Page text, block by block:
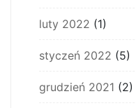
luty 2022 (1)
styczeń 2022 (5)
grudzień 2021 (2)